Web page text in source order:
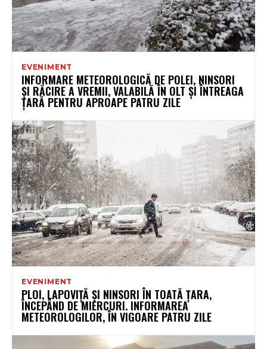
EVENIMENT
INFORMARE METEOROLOGICĂ DE POLEI, NINSORI
ȘI RĂCIRE A VREMII, VALABILĂ ÎN OLT ȘI ÎNTREAGA
ȚARĂ PENTRU APROAPE PATRU ZILE
EVENIMENT
PLOI, LAPOVIȚĂ ȘI NINSORI ÎN TOATĂ ȚARA,
ÎNCEPÂND DE MIERCURI. INFORMAREA
METEOROLOGILOR, ÎN VIGOARE PATRU ZILE